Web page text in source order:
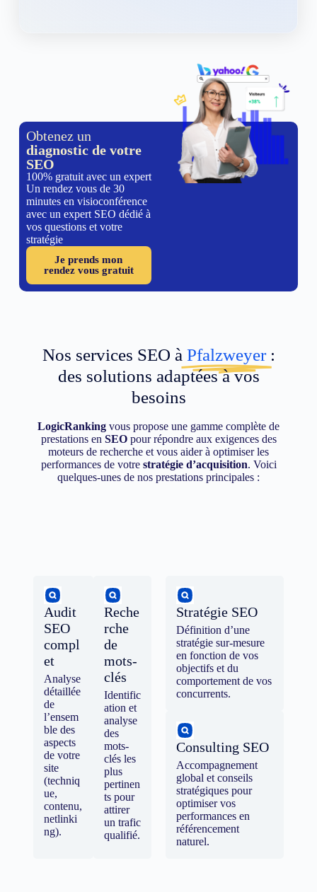
Obtenez un
diagnostic de votre
SEO
100% gratuit avec un expert
Un rendez vous de 30
minutes en visioconférence
avec un expert SEO dédié à
vos questions et votre
stratégie
Je prends mon
rendez vous gratuit
Nos services SEO à Pfalzweyer :
des solutions adaptées à vos
besoins
LogicRanking vous propose une gamme complète de
prestations en SEOpour répondre aux exigences des
moteurs de recherche et vous aider à optimiser les
performances de votre stratégie d’acquisition. Voici
quelques-unes de nos prestations principales :
Audit
SEO
compl
et
Analyse
détaillée
de
l’ensem
ble des
aspects
de votre
site
(techniq
ue,
contenu,
netlinki
ng).
Reche
rche
de
mots-
clés
Identific
ation et
analyse
des
mots-
clés les
plus
pertinen
ts pour
attirer
un trafic
qualifié.
Stratégie SEO
Définition d’une
stratégie sur-mesure
en fonction de vos
objectifs et du
comportement de vos
concurrents.
Consulting SEO
Accompagnement
global et conseils
stratégiques pour
optimiser vos
performances en
référencement
naturel.